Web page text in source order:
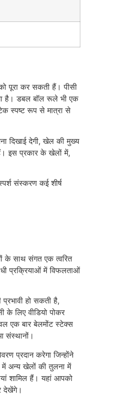
पूरा कर सकती हैं। पीसी
है। डबल बॉल रूले भी एक
स्पष्ट रूप से मात्रा से
दिखाई देगी, खेल की मुख्य
इस प्रकार के खेलों में,
संस्करण कई शीर्ष
के साथ संगत एक त्वरित
प्रक्रियाओं में विफलताओं
हो सकती है,
लिए वीडियो पोकर
एक बार बेलमोंट स्टेक्स
संस्थानों।
प्रदान करेगा जिन्होंने
में अन्य खेलों की तुलना में
शामिल हैं। यहां आपको
देखेंगे।